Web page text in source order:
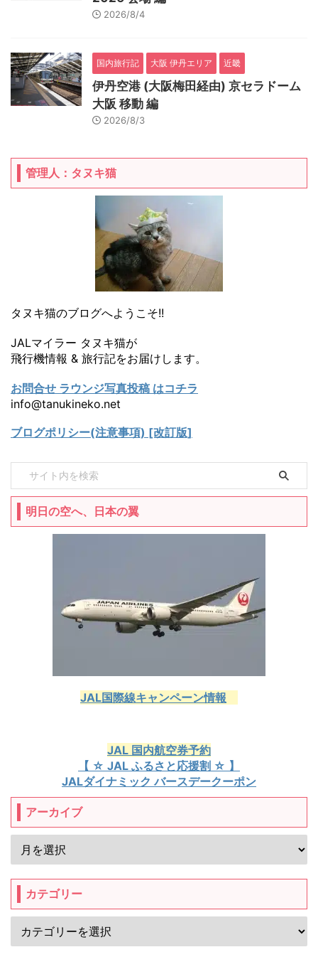
2026/8/4
国内旅行記 大阪 伊丹エリア 近畿
伊丹空港 (大阪梅田経由) 京セラドーム
大阪 移動 編
2026/8/3
管理人：タヌキ猫
タヌキ猫のブログへようこそ!!
JALマイラー タヌキ猫が
飛行機情報 & 旅行記をお届けします。
お問合せ ラウンジ写真投稿 はコチラ
info@tanukineko.net
ブログポリシー(注意事項) [改訂版]
明日の空へ、日本の翼
JAL国際線キャンペーン情報
JAL 国内航空券予約
【 ☆ JAL ふるさと応援割 ☆ 】
JALダイナミック バースデークーポン
アーカイブ
カテゴリー